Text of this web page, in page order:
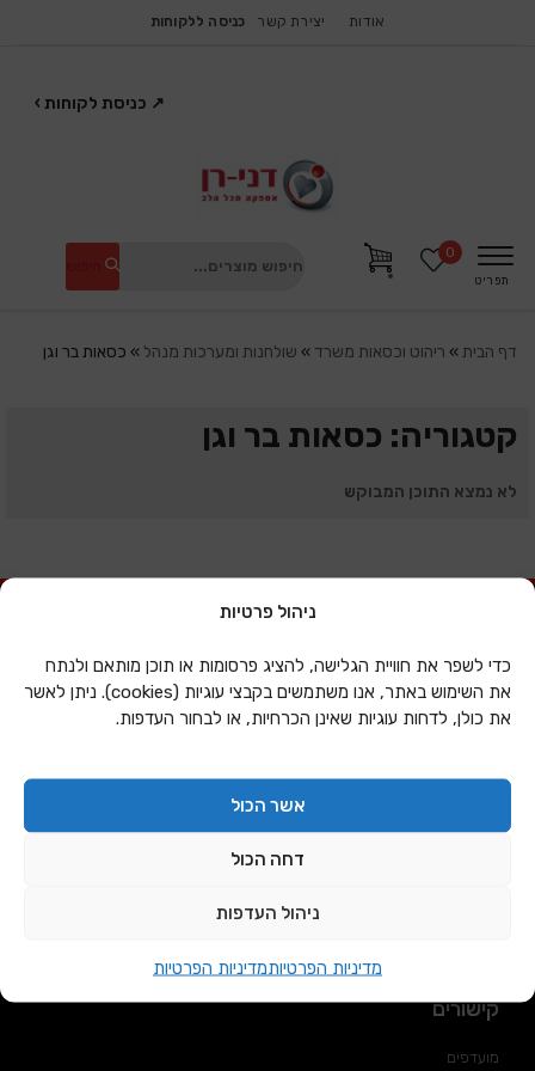
ניהול פרטיות
כדי לשפר את חוויית הגלישה, להציג פרסומות או תוכן מותאם ולנתח
את השימוש באתר, אנו משתמשים בקבצי עוגיות (cookies). ניתן לאשר
את כולן, לדחות עוגיות שאינן הכרחיות, או לבחור העדפות.
אשר הכול
דחה הכול
ניהול העדפות
מדיניות הפרטיותמדיניות הפרטיות
אודות יצירת קשר כניסה ללקוחות
↗ כניסת לקוחות ›
תפריט
0
דף הבית» ריהוט וכסאות משרד » שולחנות ומערכות מנהל » כסאות בר וגן
קטגוריה: כסאות בר וגן
לא נמצא התוכן המבוקש
הסדנא 3 חולון.
דוא"ל:
sales@daniran
שעות פעילות
קישורים
מועדפים